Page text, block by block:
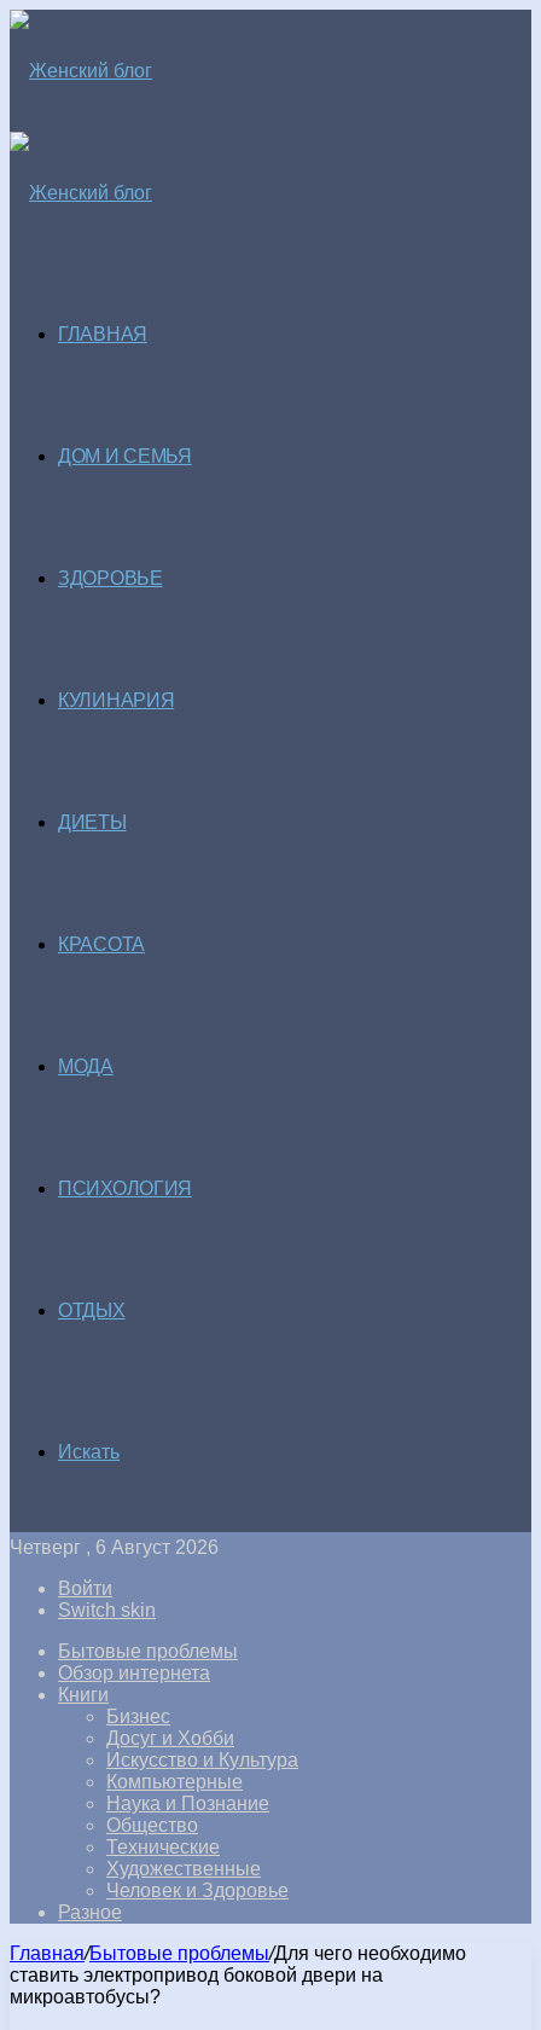
ГЛАВНАЯ
ДОМ И СЕМЬЯ
ЗДОРОВЬЕ
КУЛИНАРИЯ
ДИЕТЫ
КРАСОТА
МОДА
ПСИХОЛОГИЯ
ОТДЫХ
Искать
Четверг , 6 Август 2026
Войти
Switch skin
Бытовые проблемы
Обзор интернета
Книги
Бизнес
Досуг и Хобби
Искусство и Культура
Компьютерные
Наука и Познание
Общество
Технические
Художественные
Человек и Здоровье
Разное
Главная/Бытовые проблемы/Для чего необходимо
ставить электропривод боковой двери на
микроавтобусы?